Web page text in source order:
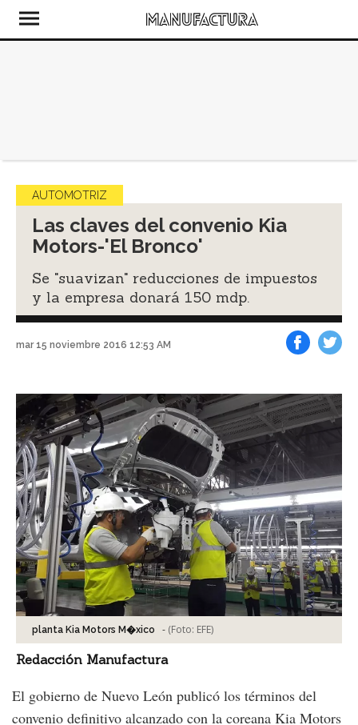
AUTOMOTRIZ
Las claves del convenio Kia
Motors-'El Bronco'
Se "suavizan" reducciones de impuestos
y la empresa donará 150 mdp.
mar 15 noviembre 2016 12:53 AM
planta Kia Motors M�xico - (Foto: EFE)
Redacción Manufactura
El gobierno de Nuevo León publicó los términos del
convenio definitivo alcanzado con la coreana Kia Motors